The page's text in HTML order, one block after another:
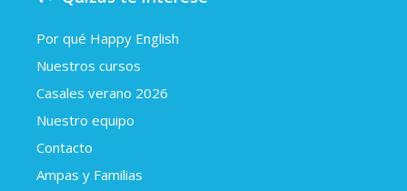
Por qué Happy English
Nuestros cursos
Casales verano 2026
Nuestro equipo
Contacto
Ampas y Familias